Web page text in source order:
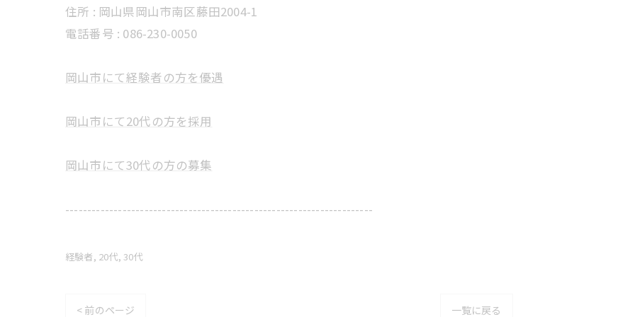
住所 : 岡山県岡山市南区藤田2004-1
電話番号 : 086-230-0050
岡山市にて経験者の方を優遇
岡山市にて20代の方を採用
岡山市にて30代の方の募集
----------------------------------------------------------------------
経験者 20代 30代
< 前のページ 一覧に戻る